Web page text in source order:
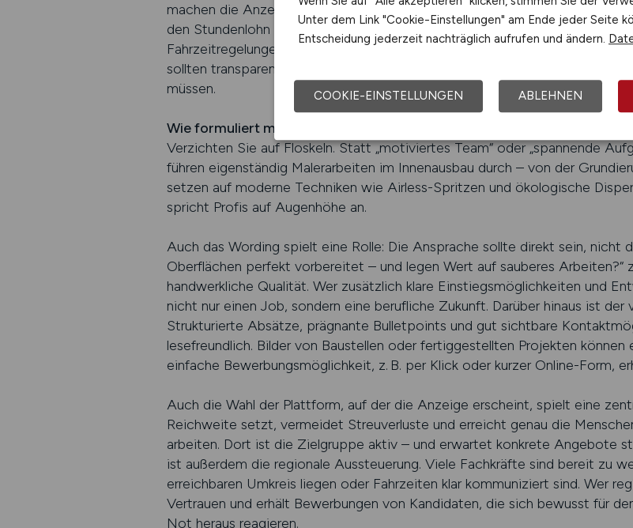
machen die Anzeige glaubwürdiger. Gleichzeitig sollte klar benannt
den Stundenlohn oder das Gehalt, sondern auch Arbeitszeiten,
Fahrzeitregelungen oder gegebenenfalls Dienstfahrzeuge. Besonders
sollten transparent gemacht werden. Fachkräfte schätzen es, wenn sie im
müssen.
Wie formuliert man eine ansprechende Anzeige?
Verzichten Sie auf Floskeln. Statt „motiviertes Team“ oder „spannende
führen eigenständig Malerarbeiten im Innenausbau durch – von der
setzen auf moderne Techniken wie Airless-Spritzen und ökologische
spricht Profis auf Augenhöhe an.
Auch das Wording spielt eine Rolle: Die Ansprache sollte direkt sein, nicht
Oberflächen perfekt vorbereitet – und legen Wert auf sauberes Arbeiten?“
handwerkliche Qualität. Wer zusätzlich klare Einstiegsmöglichkeiten und
nicht nur einen Job, sondern eine berufliche Zukunft. Darüber hinaus ist
Strukturierte Absätze, prägnante Bulletpoints und gut sichtbare
lesefreundlich. Bilder von Baustellen oder fertiggestellten Projekten können
einfache Bewerbungsmöglichkeit, z. B. per Klick oder kurzer Online-Form,
Auch die Wahl der Plattform, auf der die Anzeige erscheint, spielt eine
Reichweite setzt, vermeidet Streuverluste und erreicht genau die
arbeiten. Dort ist die Zielgruppe aktiv – und erwartet konkrete Angebote
ist außerdem die regionale Aussteuerung. Viele Fachkräfte sind bereit zu
erreichbaren Umkreis liegen oder Fahrzeiten klar kommuniziert sind. Wer
Vertrauen und erhält Bewerbungen von Kandidaten, die sich bewusst für
Not heraus reagieren.
Unter dem Link "Cookie-Einstellungen" am Ende jeder Seite
Entscheidung jederzeit nachträglich aufrufen und ändern.
COOKIE-EINSTELLUNGEN ABLEHNEN